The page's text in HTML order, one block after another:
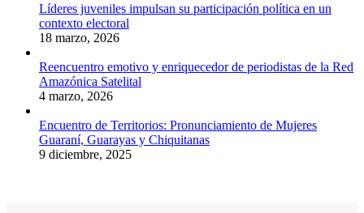
Líderes juveniles impulsan su participación política en un
contexto electoral
18 marzo, 2026
Reencuentro emotivo y enriquecedor de periodistas de la Red
Amazónica Satelital
4 marzo, 2026
Encuentro de Territorios: Pronunciamiento de Mujeres
Guaraní, Guarayas y Chiquitanas
9 diciembre, 2025